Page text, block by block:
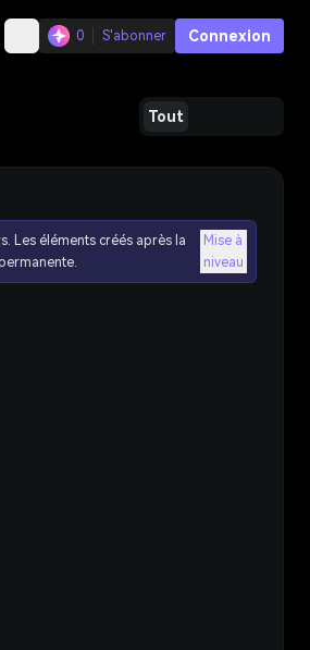
0 S'abonner Connexion
Tout
Les éléments créés après la
Mise à
niveau